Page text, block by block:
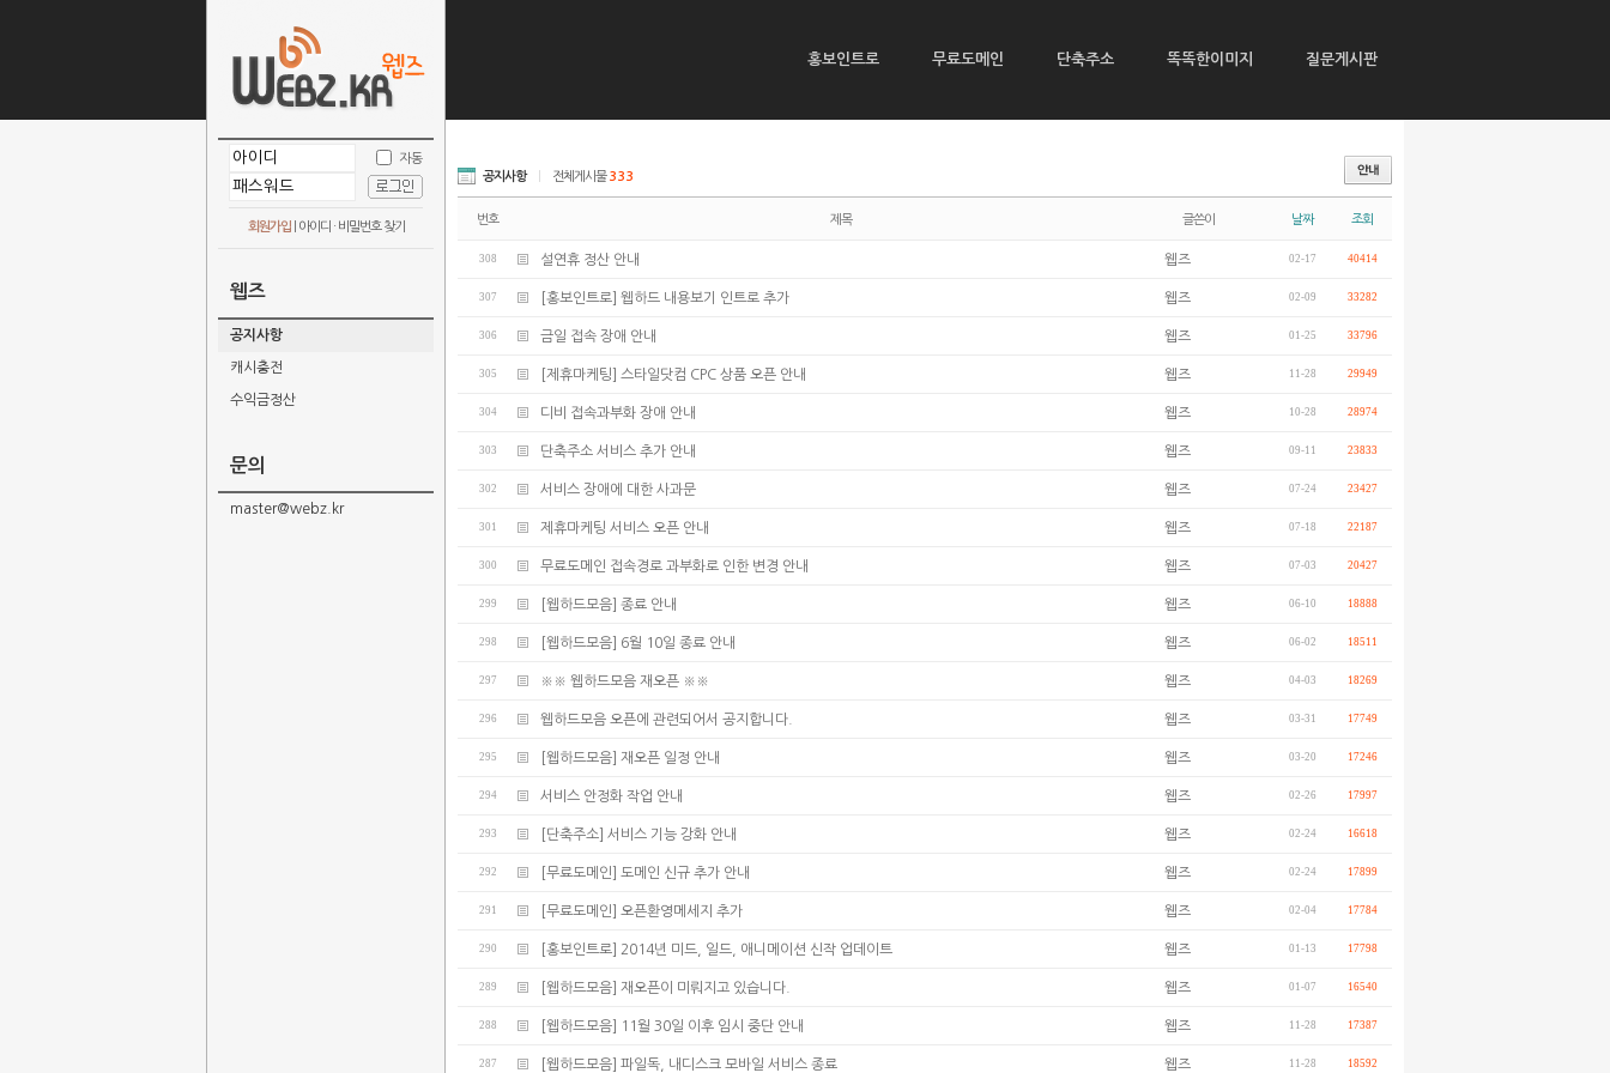
홍보인트로 무료도메인 단축주소 똑똑한이미지 질문게시판
자동
회원가입| 아이디 · 비밀번호 찾기
웹즈
공지사항
캐시충전
수익금정산
문의
master@webz.kr
공지사항 전체게시물333
번호 제목 글쓴이 날짜 조회
308 설연휴 정산 안내 웹즈 02-17 40414
307 [홍보인트로] 웹하드 내용보기 인트로 추가 웹즈 02-09 33282
306 금일 접속 장애 안내 웹즈 01-25 33796
305 [제휴마케팅] 스타일닷컴 CPC 상품 오픈 안내 웹즈 11-28 29949
304 디비 접속과부화 장애 안내 웹즈 10-28 28974
303 단축주소 서비스 추가 안내 웹즈 09-11 23833
302 서비스 장애에 대한 사과문 웹즈 07-24 23427
301 제휴마케팅 서비스 오픈 안내 웹즈 07-18 22187
300 무료도메인 접속경로 과부화로 인한 변경 안내 웹즈 07-03 20427
299 [웹하드모음] 종료 안내 웹즈 06-10 18888
298 [웹하드모음] 6월 10일 종료 안내 웹즈 06-02 18511
297 ※※ 웹하드모음 재오픈 ※※ 웹즈 04-03 18269
296 웹하드모음 오픈에 관련되어서 공지합니다. 웹즈 03-31 17749
295 [웹하드모음] 재오픈 일정 안내 웹즈 03-20 17246
294 서비스 안정화 작업 안내 웹즈 02-26 17997
293 [단축주소] 서비스 기능 강화 안내 웹즈 02-24 16618
292 [무료도메인] 도메인 신규 추가 안내 웹즈 02-24 17899
291 [무료도메인] 오픈환영메세지 추가 웹즈 02-04 17784
290 [홍보인트로] 2014년 미드, 일드, 애니메이션 신작 업데이트 웹즈 01-13 17798
289 [웹하드모음] 재오픈이 미뤄지고 있습니다. 웹즈 01-07 16540
288 [웹하드모음] 11월 30일 이후 임시 중단 안내 웹즈 11-28 17387
287 [웹하드모음] 파일독, 내디스크 모바일 서비스 종료 웹즈 11-28 18592